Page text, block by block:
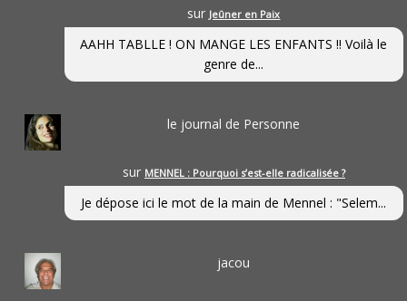
sur Jeûner en Paix
AAHH TABLLE ! ON MANGE LES ENFANTS !! Voilà le
genre de...
le journal de Personne
sur MENNEL : Pourquoi s’est-elle radicalisée ?
Je dépose ici le mot de la main de Mennel : "Selem...
jacou